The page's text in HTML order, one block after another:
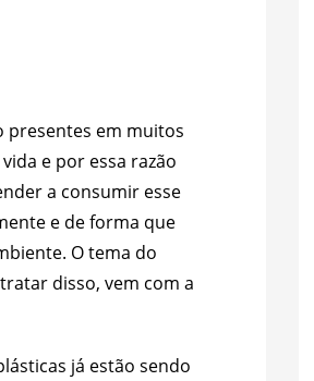
presentes em muitos
e por essa razão
a consumir esse
e de forma que
O tema do
disso, vem com a
já estão sendo